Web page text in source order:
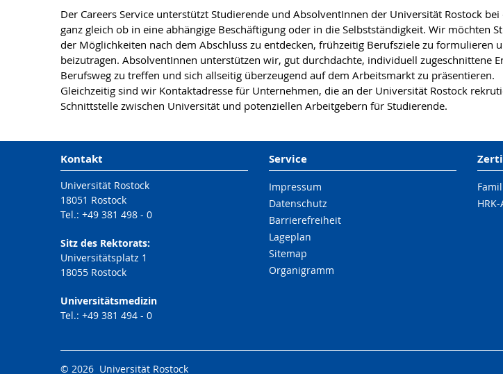
Der Careers Service unterstützt Studierende und AbsolventInnen der Universität Rostock
ganz gleich ob in eine abhängige Beschäftigung oder in die Selbstständigkeit. Wir möchten
der Möglichkeiten nach dem Abschluss zu entdecken, frühzeitig Berufsziele zu formulieren
beizutragen. AbsolventInnen unterstützen wir, gut durchdachte, individuell zugeschnittene
Berufsweg zu treffen und sich allseitig überzeugend auf dem Arbeitsmarkt zu präsentieren.
Gleichzeitig sind wir Kontaktadresse für Unternehmen, die an der Universität Rostock
Schnittstelle zwischen Universität und potenziellen Arbeitgebern für Studierende.
Kontakt
Universität Rostock
18051 Rostock
Tel.: +49 381 498 - 0
Sitz des Rektorats:
Universitätsplatz 1
18055 Rostock
Universitätsmedizin
Tel.: +49 381 494 - 0
Service
Impressum
Datenschutz
Barrierefreiheit
Lageplan
Sitemap
Organigramm
© 2026 Universität Rostock